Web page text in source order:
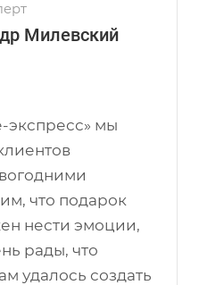
Милевский
экспресс» мы
что подарок
нести эмоции,
рады, что
удалось создать